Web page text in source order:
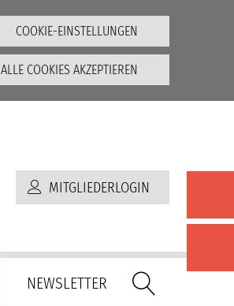
COOKIE-EINSTELLUNGEN
ALLE COOKIES AKZEPTIEREN
NEWSLETTER
MITGLIEDERLOGIN